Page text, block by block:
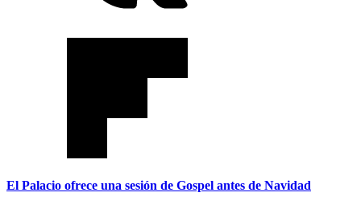
El Palacio ofrece una sesión de Gospel antes de Navidad